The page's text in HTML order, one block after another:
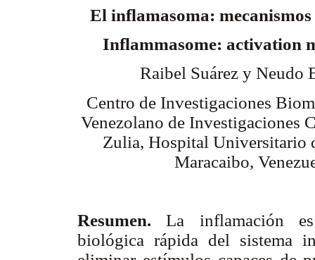
El inflamasoma:
Inflammasome: activation
Raibel Suárez y Neudo
Centro de Investigaciones
Venezolano de Investigaciones
Zulia, Hospital Universitario
Maracaibo,
Resumen. La inflamación
biológica rápida del sistema